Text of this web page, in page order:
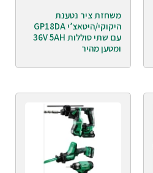
משחזת ציר נטענת
היקוקי/היטאצ’י GP18DA
עם שתי סוללות 36V 5AH
ומטען מהיר